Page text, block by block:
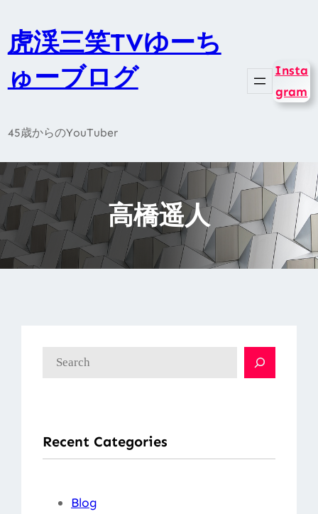
容
を
プ
虎渓三笑TVゆーち
ゅーブログ
45歳からのYouTuber
Insta
gram
高橋遥人
Recent Categories
Blog